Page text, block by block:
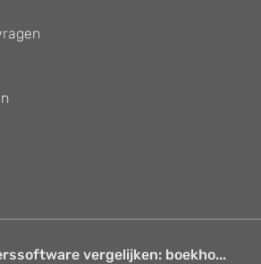
vergelijken: boekho...